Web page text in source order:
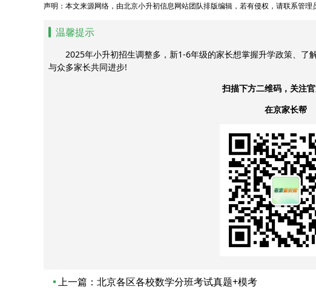
声明：本文来源网络，由北京小升初信息网站团队排版编辑，若有侵权，请联系管理
温馨提示
2025年小升初招生调整多，新1-6年级的家长想掌握升学政策、了
与众多家长共同进步!
扫描下方二维码，关注
在京家长帮
上一篇： 北京各区各校数学分班考试真题+模考